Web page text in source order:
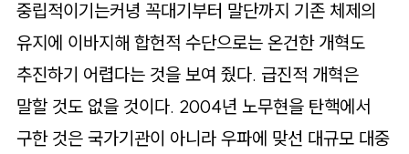
중립적이기는커녕 꼭대기부터 말단까지 기존 체제의
유지에 이바지해 합헌적 수단으로는 온건한 개혁도
추진하기 어렵다는 것을 보여 줬다. 급진적 개혁은
말할 것도 없을 것이다. 2004년 노무현을 탄핵에서
구한 것은 국가기관이 아니라 우파에 맞선 대규모 대중